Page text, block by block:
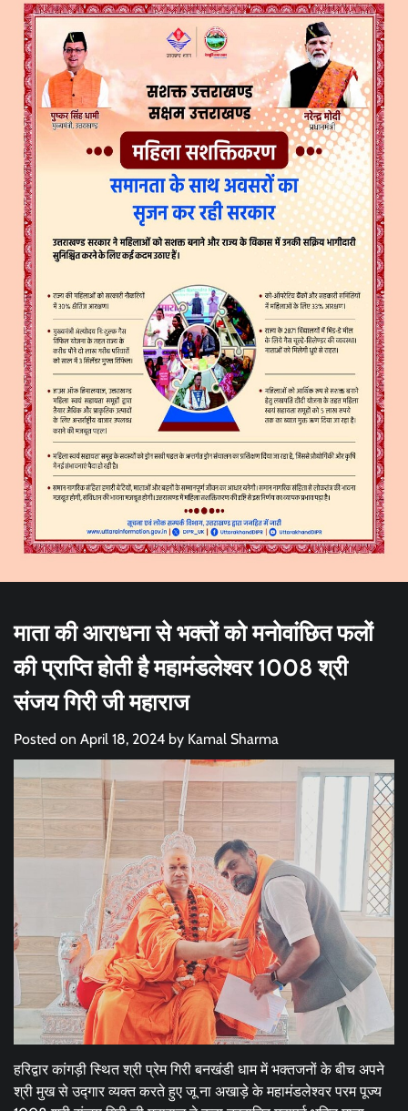
माता की आराधना से भक्तों को मनोवांछित फलों
की प्राप्ति होती है महामंडलेश्वर 1008 श्री
संजय गिरी जी महाराज
Posted on April 18, 2024 by Kamal Sharma
हरिद्वार कांगड़ी स्थित श्री प्रेम गिरी बनखंडी धाम में भक्तजनों के बीच अपने
श्री मुख से उद्गार व्यक्त करते हुए जू ना अखाड़े के महामंडलेश्वर परम पूज्य